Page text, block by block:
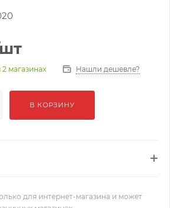
2 магазинах Нашли дешевле?
В КОРЗИНУ
для интернет-магазина и может